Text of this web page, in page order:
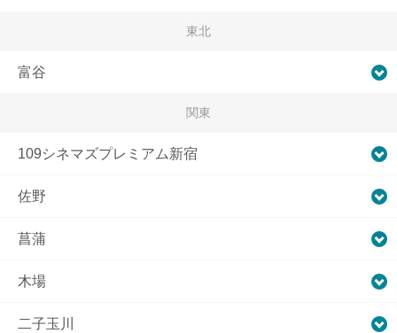
東北
富谷
関東
109シネマズプレミアム新宿
佐野
菖蒲
木場
二子玉川